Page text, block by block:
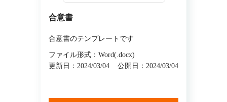
合意書
合意書のテンプレートです
ファイル形式：Word(.docx)
更新日：2024/03/04
公開日：2024/03/04